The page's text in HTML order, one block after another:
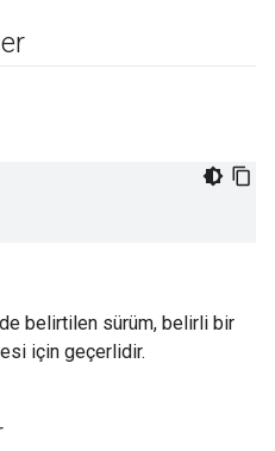
belirtilen sürüm, belirli bir
için geçerlidir.